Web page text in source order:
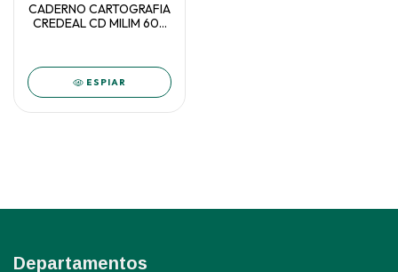
CADERNO CARTOGRAFIA
CREDEAL CD MILIM 60F
ESPIAR
Departamentos